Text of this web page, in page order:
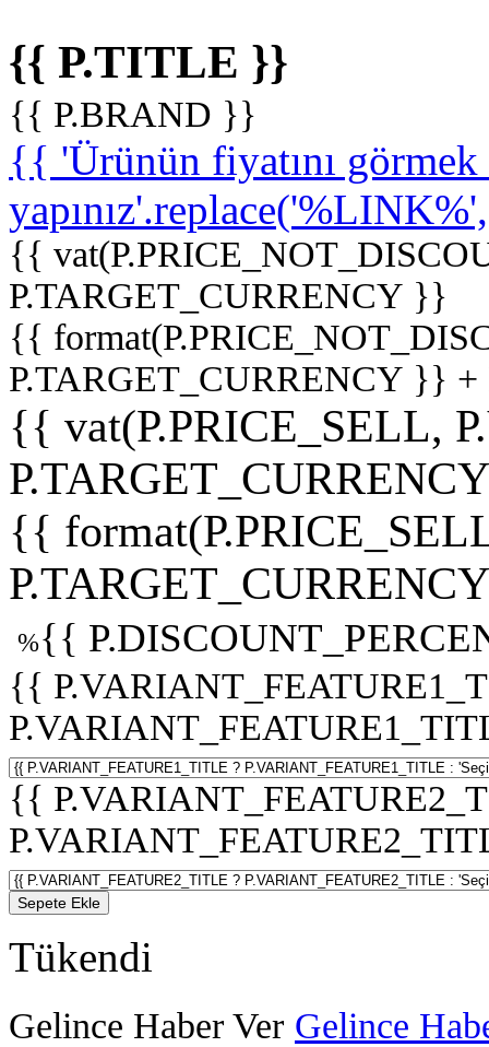
{{ P.TITLE }}
{{ P.BRAND }}
{{ 'Ürünün fiyatını
{{
P.TARGET_CURRENCY }}
{{
P.TARGET_CURRENCY }}
{{ vat(P.PRICE_SELL,
{{
%{{
{{
{{
Sepete Ekle
Tükendi
Gelince Haber Ver Gelince